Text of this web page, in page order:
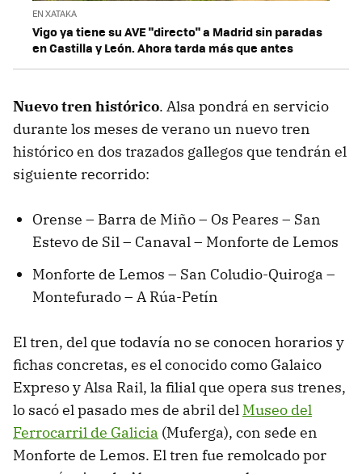
EN XATAKA
Vigo ya tiene su AVE "directo" a Madrid sin paradas
en Castilla y León. Ahora tarda más que antes
Nuevo tren histórico. Alsa pondrá en servicio
durante los meses de verano un nuevo tren
histórico en dos trazados gallegos que tendrán el
siguiente recorrido:
Orense – Barra de Miño – Os Peares – San
Estevo de Sil – Canaval – Monforte de Lemos
Monforte de Lemos – San Coludio-Quiroga –
Montefurado – A Rúa-Petín
El tren, del que todavía no se conocen horarios y
fichas concretas, es el conocido como Galaico
Expreso y Alsa Rail, la filial que opera sus trenes,
lo sacó el pasado mes de abril del Museo del
Ferrocarril de Galicia (Muferga), con sede en
Monforte de Lemos. El tren fue remolcado por